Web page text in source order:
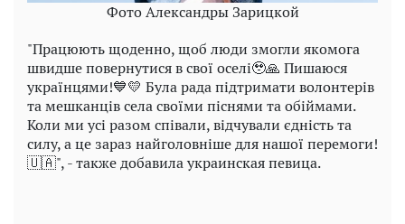
Фото Александры Зарицкой
"Працюють щоденно, щоб люди змогли якомога
швидше повернутися в свої оселі🥹🙏 Пишаюся
українцями!💙💛 Була рада підтримати волонтерів
та мешканців села своїми піснями та обіймами.
Коли ми усі разом співали, відчували єдність та
силу, а це зараз найголовніше для нашої перемоги!
🇺🇦", - также добавила украинская певица.